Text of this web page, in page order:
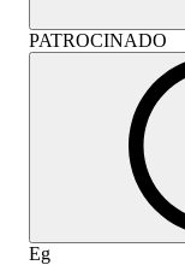
PATROCINADO
Eg